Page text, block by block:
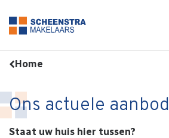
Home
Ons actuele aanbod
Staat uw huis hier tussen?